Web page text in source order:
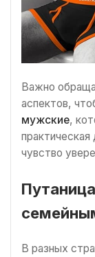
Важно
аспектов,
мужские,
чувство
В разных